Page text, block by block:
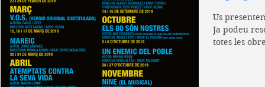
Us
Ja podeu
totes les